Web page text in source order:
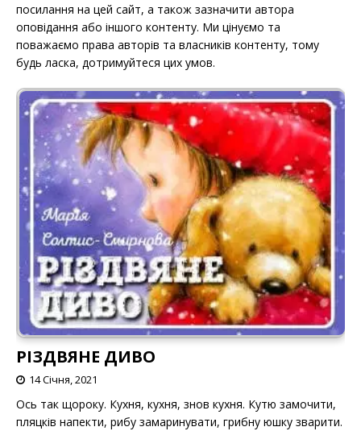
посилання на цей сайт, а також зазначити автора
оповідання або іншого контенту. Ми цінуємо та
поважаємо права авторів та власників контенту, тому
будь ласка, дотримуйтеся цих умов.
РІЗДВЯНЕ ДИВО
14 Січня, 2021
Ось так щороку. Кухня, кухня, знов кухня. Кутю замочити,
пляцків напекти, рибу замаринувати, грибну юшку зварити.